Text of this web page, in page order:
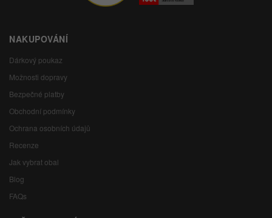
NAKUPOVÁNÍ
Dárkový poukaz
Možnosti dopravy
Bezpečné platby
Obchodní podmínky
Ochrana osobních údajů
Recenze
Jak vybrat obal
Blog
FAQs